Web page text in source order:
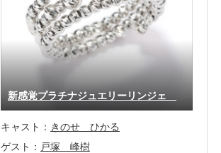
新感覚プラチナジュエリーリンジェ
キャスト： きのせ ひかる
ゲスト： 戸塚 峰樹